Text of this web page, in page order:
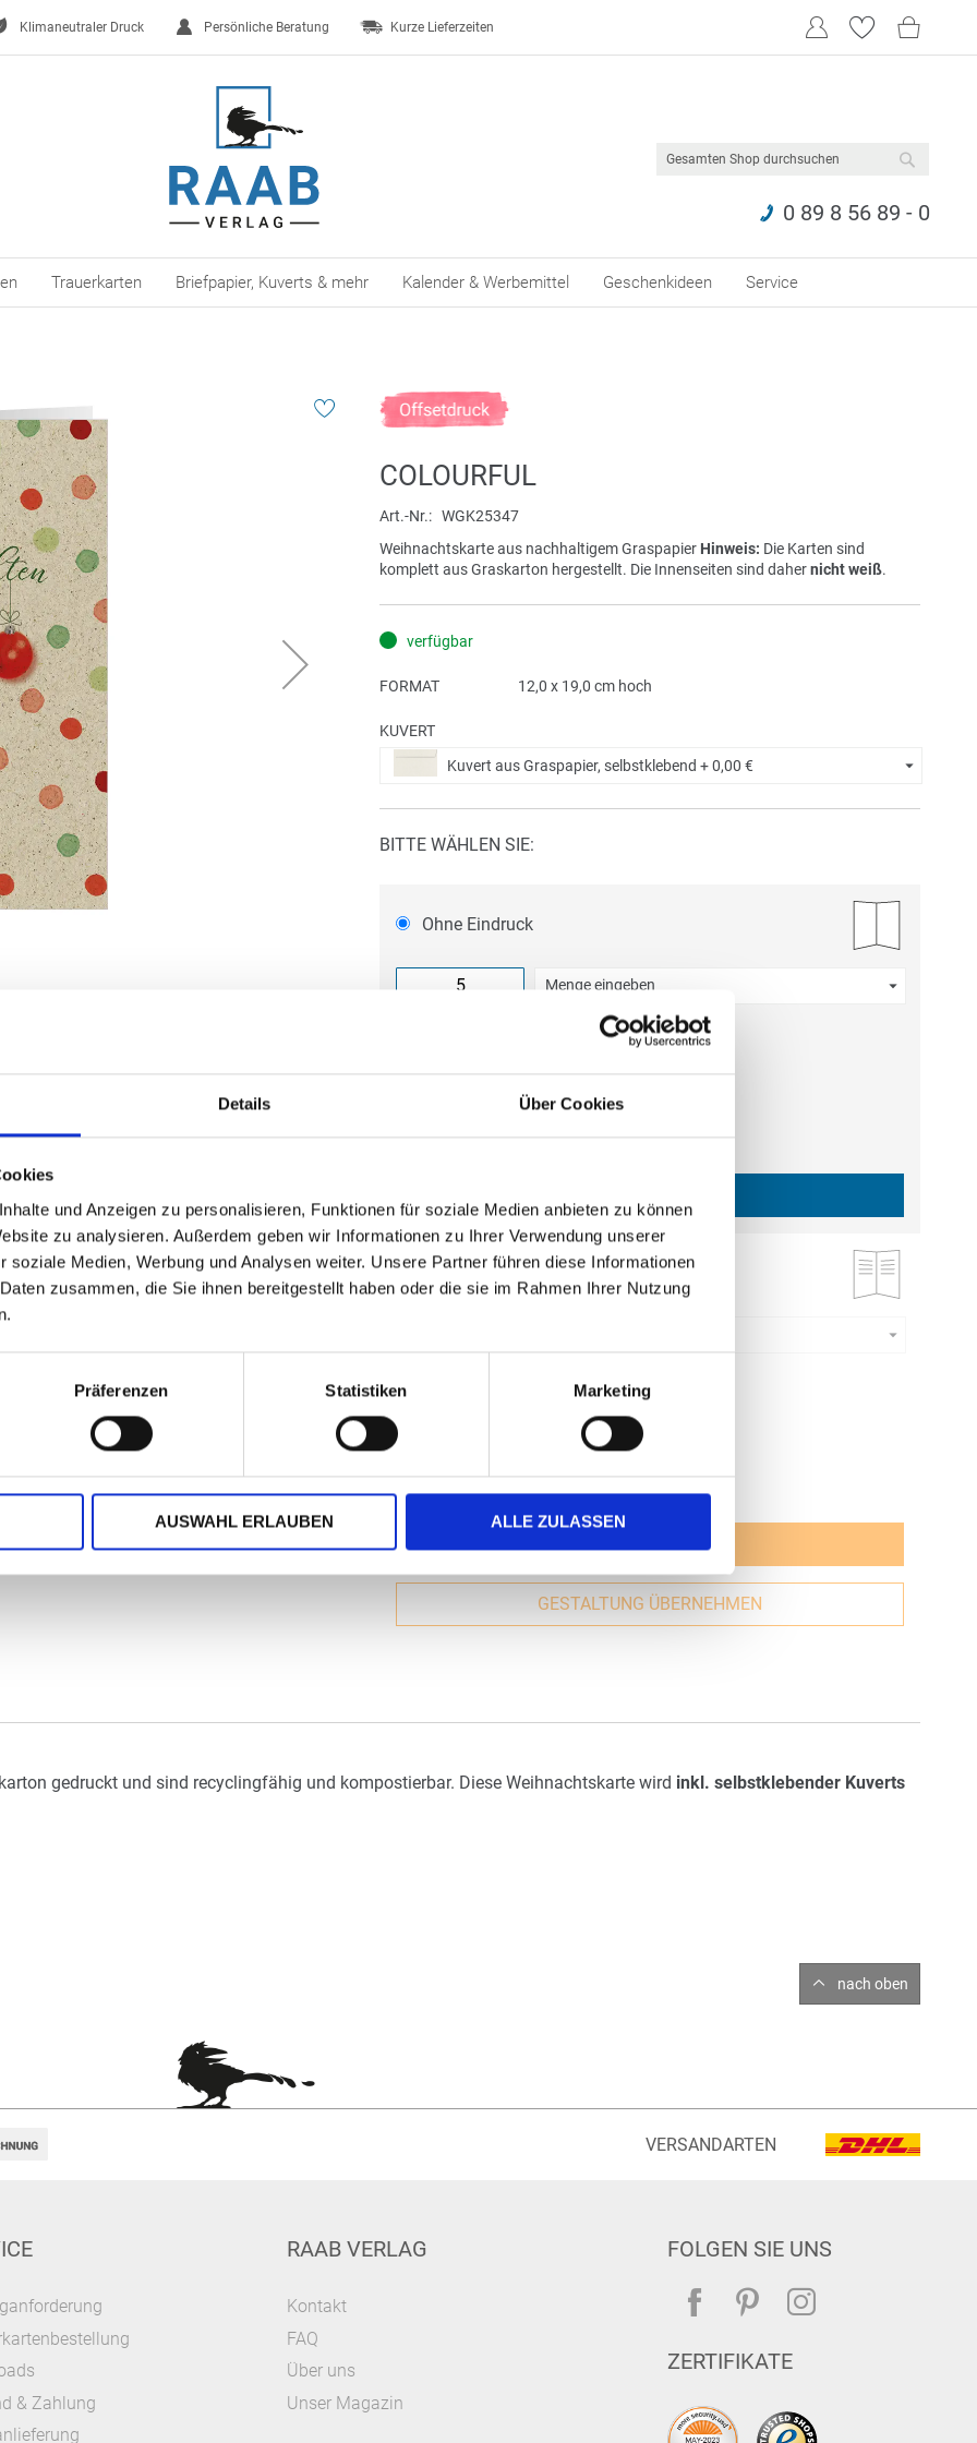
Details Über Cookies
und Anzeigen zu personalisieren, Funktionen für soziale Medien anbieten zu können
zu analysieren. Außerdem geben wir Informationen zu Ihrer Verwendung unserer
soziale Medien, Werbung und Analysen weiter. Unsere Partner führen diese Informationen
zusammen, die Sie ihnen bereitgestellt haben oder die sie im Rahmen Ihrer Nutzung
Präferenzen Statistiken Marketing
AUSWAHL ERLAUBEN ALLE ZULASSEN
Klimaneutraler Druck Persönliche Beratung Kurze Lieferzeiten
0 89 8 56 89 - 0
Trauerkarten Briefpapier, Kuverts & mehr Kalender & Werbemittel Geschenkideen Service
COLOURFUL
Art.-Nr.
WGK25347
Weihnachtskarte aus nachhaltigem Graspapier Hinweis: Die Karten sind
komplett aus Graskarton hergestellt. Die Innenseiten sind dahernicht weiß.
verfügbar
FORMAT 12,0 x 19,0 cm hoch
KUVERT
Kuvert aus Graspapier, selbstklebend +0,00 €
BITTE WÄHLEN SIE:
Ohne Eindruck
Menge eingeben
Die Mindestbestellmenge dieses Artikels ist 5.
zzgl. MwSt.)
zzgl. MwSt., zzgl.Versandkosten
Mit Eindruck
2,54 €
JETZT GESTALTEN
GESTALTUNG ÜBERNEHMEN
gedruckt und sind recyclingfähig und kompostierbar. Diese Weihnachtskarte wird inkl. selbstklebender Kuverts
nach oben
VERSANDARTEN
& Zahlung
RAAB VERLAG
Kontakt
FAQ
Über uns
Unser Magazin
FOLGEN SIE UNS
ZERTIFIKATE